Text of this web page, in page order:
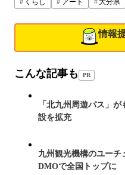
情報
こんな記事も PR
「北九州周遊パス」
設を拡充
九州観光機構のユーチ
DMOで全国トップに